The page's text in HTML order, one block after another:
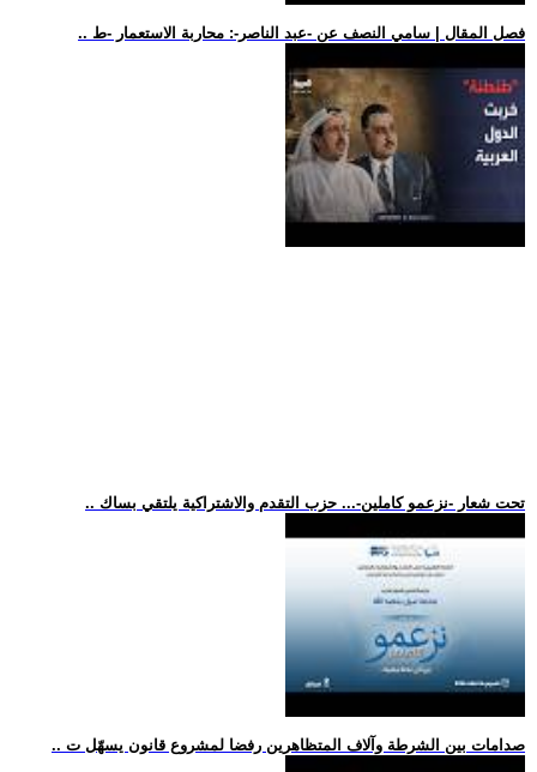
.. فصل المقال | سامي النصف عن -عبد الناصر-: محاربة الاستعمار -ط
.. تحت شعار -نزعمو كاملين-... حزب التقدم والاشتراكية يلتقي بساك
.. صدامات بين الشرطة وآلاف المتظاهرين رفضا لمشروع قانون يسهّل ت